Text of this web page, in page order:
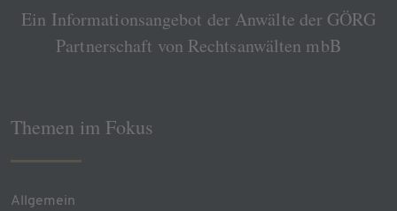
Ein Informationsangebot der Anwälte der GÖRG
Partnerschaft von Rechtsanwälten mbB
Themen im Fokus
Allgemein